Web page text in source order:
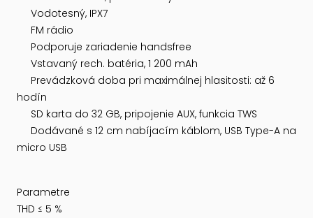
Vodotesný, IPX7
FM rádio
Podporuje zariadenie handsfree
Vstavaný rech. batéria, 1 200 mAh
Prevádzková doba pri maximálnej hlasitosti: až 6
hodín
SD karta do 32 GB, pripojenie AUX, funkcia TWS
Dodávané s 12 cm nabíjacím káblom, USB Type-A na
micro USB
Parametre
THD ≤ 5 %